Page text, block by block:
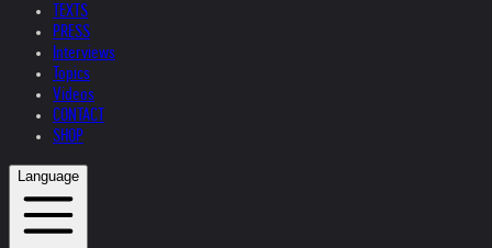
TEXTS
PRESS
Interviews
Topics
Videos
CONTACT
SHOP
Language